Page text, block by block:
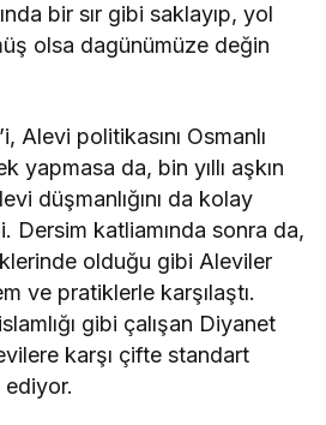
bir sır gibi saklayıp, yol
olsa dagünümüze değin
Alevi politikasını Osmanlı
yapmasa da, bin yıllı aşkın
düşmanlığını da kolay
Dersim katliamında sonra da,
olduğu gibi Aleviler
ve pratiklerle karşılaştı.
gibi çalışan Diyanet
karşı çifte standart